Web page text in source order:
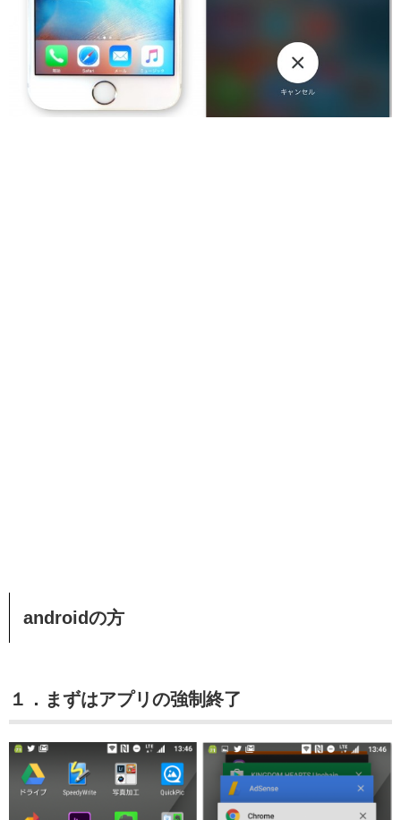
androidの方
１．まずはアプリの強制終了